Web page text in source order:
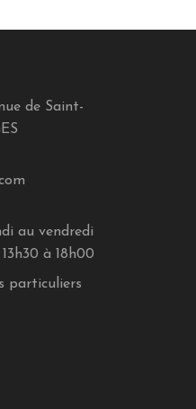
de Saint-
au vendredi
à 18h00
particuliers